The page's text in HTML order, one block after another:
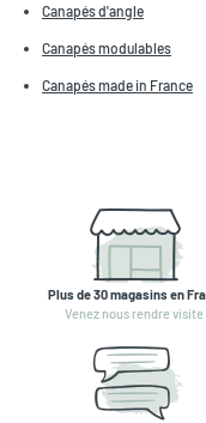
Canapés d'angle
Canapés modulables
Canapés made in France
Plus de 30 magasins en
Venez nous rendre visite